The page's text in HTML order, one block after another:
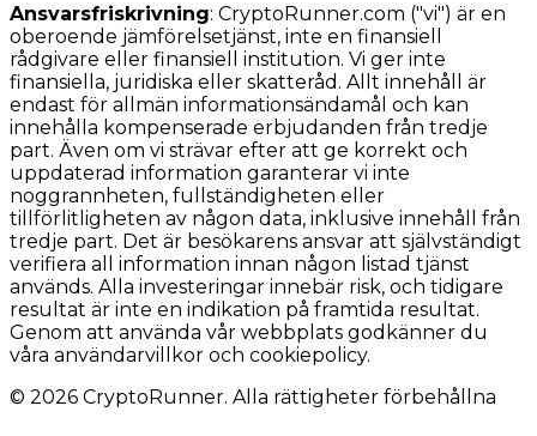
Ansvarsfriskrivning: CryptoRunner.com ("vi") är en
oberoende jämförelsetjänst, inte en finansiell
rådgivare eller finansiell institution. Vi ger inte
finansiella, juridiska eller skatteråd. Allt innehåll är
endast för allmän informationsändamål och kan
innehålla kompenserade erbjudanden från tredje
part. Även om vi strävar efter att ge korrekt och
uppdaterad information garanterar vi inte
noggrannheten, fullständigheten eller
tillförlitligheten av någon data, inklusive innehåll från
tredje part. Det är besökarens ansvar att självständigt
verifiera all information innan någon listad tjänst
används. Alla investeringar innebär risk, och tidigare
resultat är inte en indikation på framtida resultat.
Genom att använda vår webbplats godkänner du
våra användarvillkor och cookiepolicy.
© 2026 CryptoRunner. Alla rättigheter förbehållna